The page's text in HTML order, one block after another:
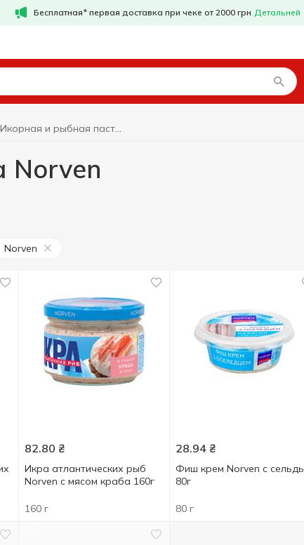
Бесплатная* первая доставка при чеке от 2000 грн Детальней
Икорная и рыбная паста Norven
Norven
Norven
82.80 ₴
Икра атлантических рыб
Norven с мясом краба 160г
160 г
28.94 ₴
Фиш крем Norven с
80г
80 г